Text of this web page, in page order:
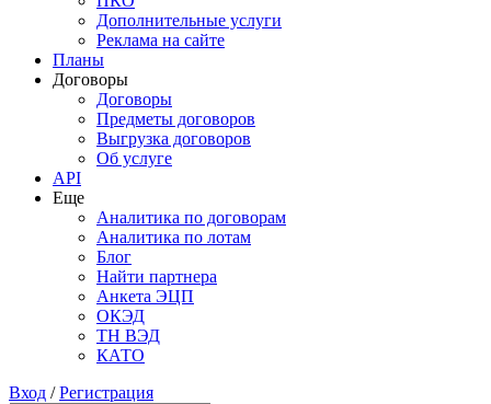
Дополнительные услуги
Реклама на сайте
Планы
Договоры
Договоры
Предметы договоров
Выгрузка договоров
Об услуге
API
Еще
Аналитика по договорам
Аналитика по лотам
Блог
Найти партнера
Анкета ЭЦП
ОКЭД
ТН ВЭД
КАТО
Вход /Регистрация